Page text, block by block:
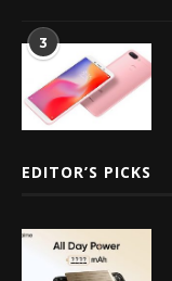
3
EDITOR’S PICKS